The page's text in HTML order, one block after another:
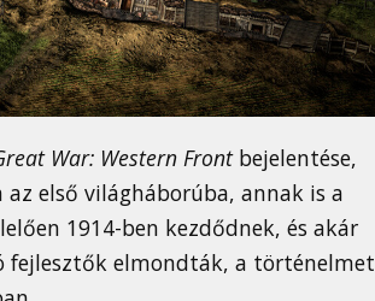
War: Western Frontbejelentése,
első világháborúba, annak is a
1914-ben kezdődnek, és akár
elmondták, a történelmet